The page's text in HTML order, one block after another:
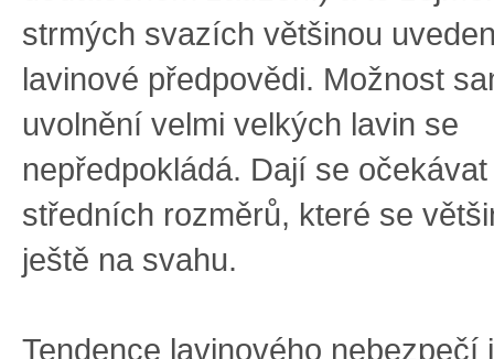
strmých svazích většinou
lavinové předpovědi. Možnost
uvolnění velmi velkých lavin se
nepředpokládá. Dají se
středních rozměrů, které se
ještě na svahu.
Tendence lavinového nebezpečí